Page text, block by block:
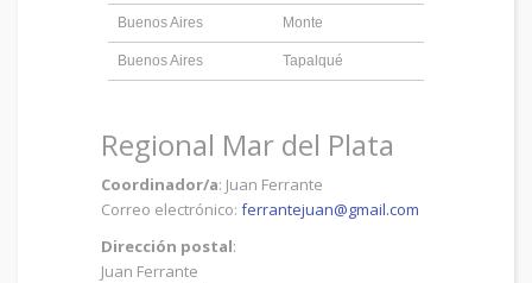
Buenos Aires Monte
Buenos Aires Tapalqué
Regional Mar del Plata
Coordinador/a: Juan Ferrante
Correo electrónico: ferrantejuan@gmail.com
Dirección postal:
Juan Ferrante